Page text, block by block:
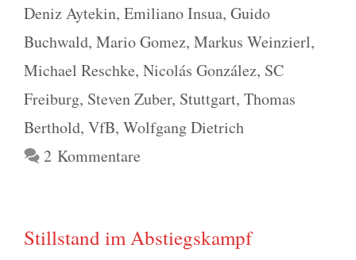
Deniz Aytekin, Emiliano Insua, Guido
Buchwald, Mario Gomez, Markus Weinzierl,
Michael Reschke, Nicolás González, SC
Freiburg, Steven Zuber, Stuttgart, Thomas
Berthold, VfB, Wolfgang Dietrich
2 Kommentare
Stillstand im Abstiegskampf